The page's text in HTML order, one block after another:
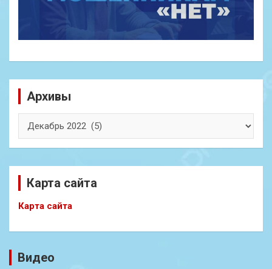
Архивы
Карта сайта
Карта сайта
Видео